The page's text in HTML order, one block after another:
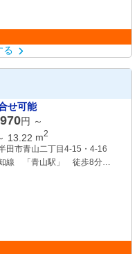
る
せ可能
円 ～
13.22 m2
田市青山二丁目4-15・4-16
線 「青山駅」 徒歩8分